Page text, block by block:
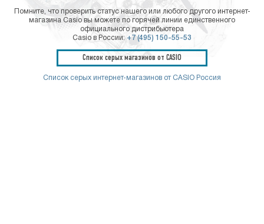
Помните, что проверить статус нашего или любого другого интернет-
магазина Casio вы можете по горячей линии единственного
официального дистрибьютера
Casio в России: +7 (495) 150-55-53
Список серых магазинов от CASIO
Список серых интернет-магазинов от CASIO Россия